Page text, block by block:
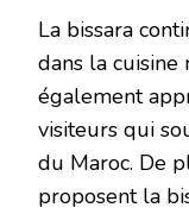
La bissara
dans la cuisine
également
visiteurs qui
du Maroc. De
proposent la